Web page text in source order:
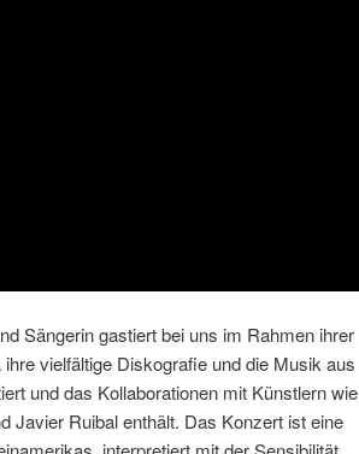
Sängerin gastiert bei uns im Rahmen ihrer
vielfältige Diskografie und die Musik aus
und das Kollaborationen mit Künstlern wie
Javier Ruibal enthält. Das Konzert ist eine